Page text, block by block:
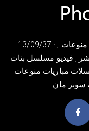
13/09/37 · مان , مباريات , مسلسل , مسلسلات , منوعات ,
عشر , فيديو مسلسل بنات
عشر مسلسلات مباريات منوعات
سوبر مان